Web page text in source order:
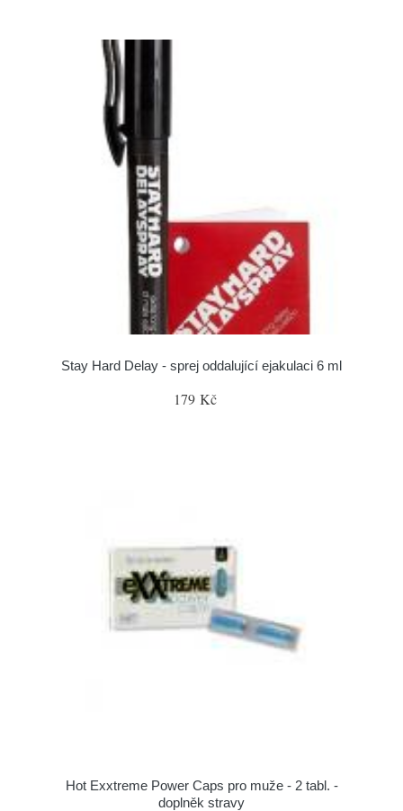
Stay Hard Delay - sprej oddalující ejakulaci 6 ml
179 Kč
Hot Exxtreme Power Caps pro muže - 2 tabl. -
doplněk stravy